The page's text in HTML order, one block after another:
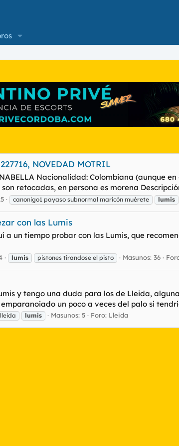
NOVEDAD MOTRIL
Nacionalidad: Colombiana (aunque
retocadas, en persona es morena
canonigo1 payaso subnormal maricón muérete lumis
con las Lumis
a un tiempo probar con las Lumis, que
lumis pistones tirandose el pisto Masunos: 36
y tengo una duda para los de Lleida,
un poco a veces del palo si
lleida lumis Masunos: 5 Foro: Lleida